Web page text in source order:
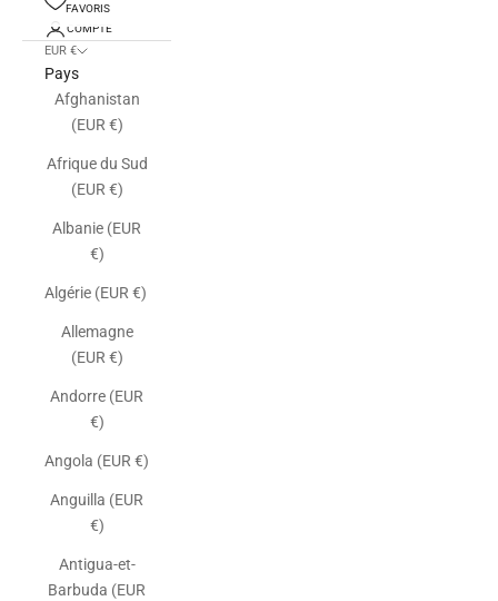
FAVORIS
COMPTE
EUR €
Pays
Afghanistan
(EUR €)
Afrique du Sud
(EUR €)
Albanie (EUR
€)
Algérie (EUR €)
Allemagne
(EUR €)
Andorre (EUR
€)
Angola (EUR €)
Anguilla (EUR
€)
Antigua-et-
Barbuda (EUR